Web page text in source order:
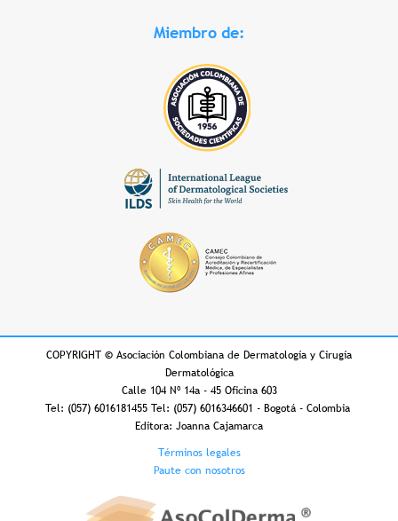
Miembro de:
COPYRIGHT © Asociación Colombiana de Dermatología y Cirugía
Dermatológica
Calle 104 Nº 14a - 45 Oficina 603
Tel: (057) 6016181455 Tel: (057) 6016346601 - Bogotá - Colombia
Editora: Joanna Cajamarca
Términos legales
Paute con nosotros